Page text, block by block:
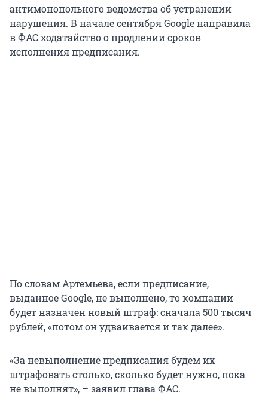
антимонопольного ведомства об устранении
нарушения. В начале сентября Google направила
в ФАС ходатайство о продлении сроков
исполнения предписания.
По словам Артемьева, если предписание,
выданное Google, не выполнено, то компании
будет назначен новый штраф: сначала 500 тысяч
рублей, «потом он удваивается и так далее».
«За невыполнение предписания будем их
штрафовать столько, сколько будет нужно, пока
не выполнят», – заявил глава ФАС.